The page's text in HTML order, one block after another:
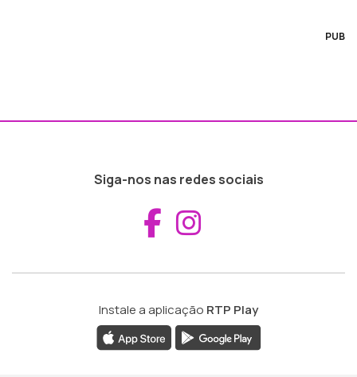
PUB
Siga-nos nas redes sociais
Aceder ao
Instale a aplicação RTP Play